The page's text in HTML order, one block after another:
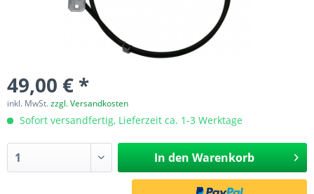
49,00 € *
inkl. MwSt.zzgl. Versandkosten
Sofort versandfertig, Lieferzeit ca. 1-3 Werktage
In den Warenkorb